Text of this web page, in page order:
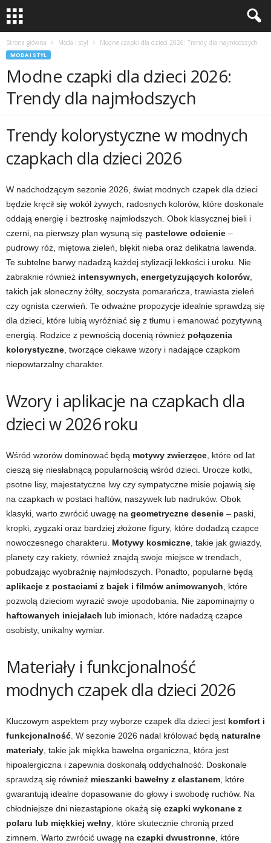
Strona główna Moda i styl Modne czapki dla dzieci 2026: Trendy dla najmłodszych
MODA I STYL
Modne czapki dla dzieci 2026:
Trendy dla najmłodszych
Trendy kolorystyczne w modnych
czapkach dla dzieci 2026
W nadchodzącym sezonie 2026, świat modnych czapek dla dzieci
będzie kręcił się wokół żywych, radosnych kolorów, które doskonale
oddają energię i beztroskę najmłodszych. Obok klasycznej bieli i
czerni, na pierwszy plan wysuną się pastelowe odcienie –
pudrowy róż, miętowa zieleń, błękit nieba oraz delikatna lawenda.
Te subtelne barwy nadadzą każdej stylizacji lekkości i uroku. Nie
zabraknie również intensywnych, energetyzujących kolorów
takich jak słoneczny żółty, soczysta pomarańcza, trawiasta zieleń
czy ognista czerwień. Te odważne propozycje idealnie sprawdzą się
dla dzieci, które lubią wyróżniać się z tłumu i emanować pozytywną
energią. Rodzice z pewnością docenią również połączenia
kolorystyczne , tworzące ciekawe wzory i nadające czapkom
niepowtarzalny charakter.
Wzory i aplikacje na czapkach dla
dzieci w 2026 roku
Wśród wzorów dominować będą motywy zwierzęce , które od lat
cieszą się niesłabnącą popularnością wśród dzieci. Urocze kotki,
psotne lisy, majestatyczne lwy czy sympatyczne misie pojawią się
na czapkach w postaci haftów, naszywek lub nadruków. Obok
klasyki, warto zwrócić uwagę na geometryczne desenie – paski,
kropki, zygzaki oraz bardziej złożone figury, które dodadzą czapce
nowoczesnego charakteru. Motywy kosmiczne , takie jak gwiazdy,
planety czy rakiety, również znajdą swoje miejsce w trendach,
pobudzając wyobraźnię najmłodszych. Ponadto, popularne będą
aplikacje z postaciami z bajek i filmów animowanych , które
pozwolą dzieciom wyrazić swoje upodobania. Nie zapominajmy o
haftowanych inicjałach lub imionach, które nadadzą czapce
osobisty, unikalny wymiar.
Materiały i funkcjonalność
modnych czapek dla dzieci 2026
Kluczowym aspektem przy wyborze czapek dla dzieci jest komfort i
funkcjonalność . W sezonie 2026 nadal królować będą naturalne
materiały , takie jak miękka bawełna organiczna, która jest
hipoalergiczna i zapewnia doskonałą oddychalność. Doskonale
sprawdzą się również mieszanki bawełny z elastanem , które
gwarantują idealne dopasowanie do głowy i swobodę ruchów. Na
chłodniejsze dni niezastąpione okażą się czapki wykonane z
polaru lub miękkiej wełny , które skutecznie chronią przed
zimnem. Warto zwrócić uwagę na czapki dwustronne , które